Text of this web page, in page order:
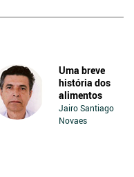
Uma breve
história dos
alimentos
Jairo Santiago
Novaes